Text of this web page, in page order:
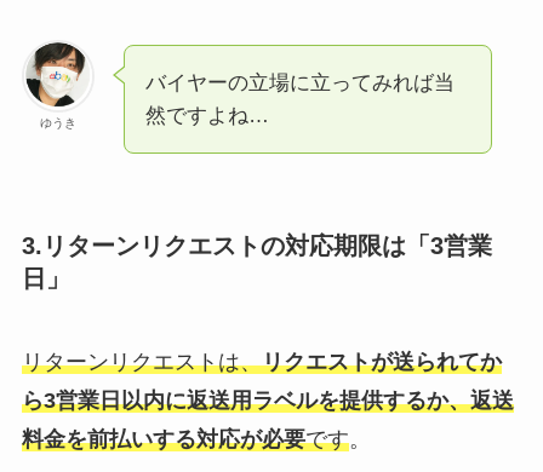
ゆうき
バイヤーの立場に立ってみれば当
然ですよね…
3.リターンリクエストの対応期限は「3営業
日」
リターンリクエストは、リクエストが送られてか
ら3営業日以内に返送用ラベルを提供するか、返送
料金を前払いする対応が必要です。